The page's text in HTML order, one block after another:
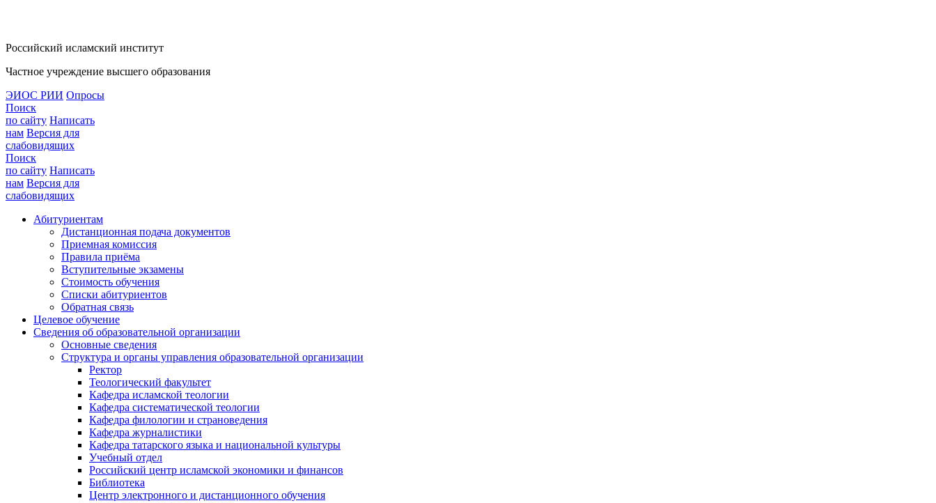
Российский исламский институт
Частное учреждение высшего образования
ЭИОС РИИ Опросы
Поиск
по сайту Написать
нам Версия для
слабовидящих
Поиск
по сайту Написать
нам Версия для
слабовидящих
Абитуриентам
Дистанционная подача документов
Приемная комиссия
Правила приёма
Вступительные экзамены
Стоимость обучения
Списки абитуриентов
Обратная связь
Целевое обучение
Сведения об образовательной организации
Основные сведения
Структура и органы управления образовательной организации
Ректор
Теологический факультет
Кафедра исламской теологии
Кафедра систематической теологии
Кафедра филологии и страноведения
Кафедра журналистики
Кафедра татарского языка и национальной культуры
Учебный отдел
Российский центр исламской экономики и финансов
Библиотека
Центр электронного и дистанционного обучения